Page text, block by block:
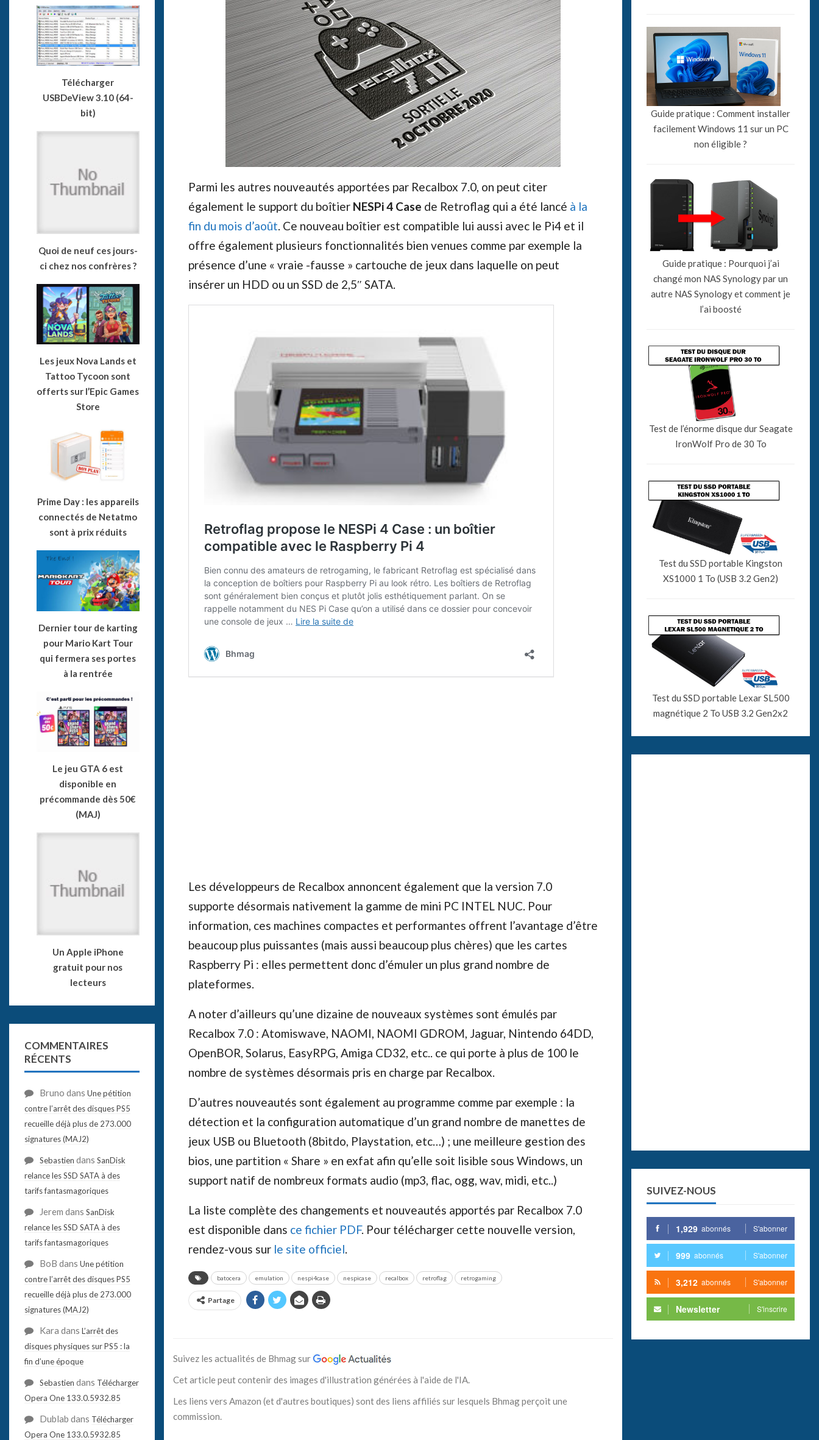
Parmi les autres nouveautés apportées par Recalbox 7.0, on peut citer
également le support du boîtier NESPi 4 Case de Retroflag qui a été lancé à la
fin du mois d’août. Ce nouveau boîtier est compatible lui aussi avec le Pi4 et il
offre également plusieurs fonctionnalités bien venues comme par exemple la
présence d’une « vraie -fausse » cartouche de jeux dans laquelle on peut
insérer un HDD ou un SSD de 2,5″ SATA.
Les développeurs de Recalbox annoncent également que la version 7.0
supporte désormais nativement la gamme de mini PC INTEL NUC. Pour
information, ces machines compactes et performantes offrent l’avantage d’être
beaucoup plus puissantes (mais aussi beaucoup plus chères) que les cartes
Raspberry Pi : elles permettent donc d’émuler un plus grand nombre de
plateformes.
A noter d’ailleurs qu’une dizaine de nouveaux systèmes sont émulés par
Recalbox 7.0 : Atomiswave, NAOMI, NAOMI GDROM, Jaguar, Nintendo 64DD,
OpenBOR, Solarus, EasyRPG, Amiga CD32, etc.. ce qui porte à plus de 100 le
nombre de systèmes désormais pris en charge par Recalbox.
D’autres nouveautés sont également au programme comme par exemple : la
détection et la configuration automatique d’un grand nombre de manettes de
jeux USB ou Bluetooth (8bitdo, Playstation, etc…) ; une meilleure gestion des
bios, une partition « Share » en exfat afin qu’elle soit lisible sous Windows, un
support natif de nombreux formats audio (mp3, flac, ogg, wav, midi, etc..)
La liste complète des changements et nouveautés apportés par Recalbox 7.0
est disponible dans ce fichier PDF. Pour télécharger cette nouvelle version,
rendez-vous sur le site officiel.
batocera emulation nespi4case nespicase recalbox retroflag retrogaming
Partage
Suivez les actualités de Bhmag sur
Cet article peut contenir des images d'illustration générées à l'aide de l'IA.
Les liens vers Amazon (et d'autres boutiques) sont des liens affiliés sur lesquels Bhmag perçoit une
commission.
Guide pratique : Comment installer
facilement Windows 11 sur un PC
non éligible ?
Guide pratique : Pourquoi j’ai
changé mon NAS Synology par un
autre NAS Synology et comment je
l’ai boosté
Test de l’énorme disque dur Seagate
IronWolf Pro de 30 To
Test du SSD portable Kingston
XS1000 1 To (USB 3.2 Gen2)
Test du SSD portable Lexar SL500
magnétique 2 To USB 3.2 Gen2x2
SUIVEZ-NOUS
1,929 abonnés S'abonner
999 abonnés S'abonner
3,212 abonnés S'abonner
Newsletter S'inscrire
Télécharger
USBDeView 3.10 (64-
bit)
Quoi de neuf ces jours-
ci chez nos confrères ?
Les jeux Nova Lands et
Tattoo Tycoon sont
offerts sur l’Epic Games
Store
Prime Day : les appareils
connectés de Netatmo
sont à prix réduits
Dernier tour de karting
pour Mario Kart Tour
qui fermera ses portes
à la rentrée
Le jeu GTA 6 est
disponible en
précommande dès 50€
(MAJ)
Un Apple iPhone
gratuit pour nos
lecteurs
COMMENTAIRES
RÉCENTS
Bruno dans Une pétition
contre l’arrêt des disques PS5
recueille déjà plus de 273.000
signatures (MAJ2)
Sebastien dans SanDisk
relance les SSD SATA à des
tarifs fantasmagoriques
Jerem dans SanDisk
relance les SSD SATA à des
tarifs fantasmagoriques
BoB dans Une pétition
contre l’arrêt des disques PS5
recueille déjà plus de 273.000
signatures (MAJ2)
Kara dans L’arrêt des
disques physiques sur PS5 : la
fin d’une époque
Sebastien dans Télécharger
Opera One 133.0.5932.85
Dublab dans Télécharger
Opera One 133.0.5932.85